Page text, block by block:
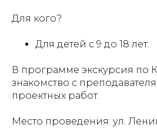
Для кого?
Для детей с 9 до 18 лет.
В программе экскурсия по
знакомство с
проектных работ.
Место проведения: ул.